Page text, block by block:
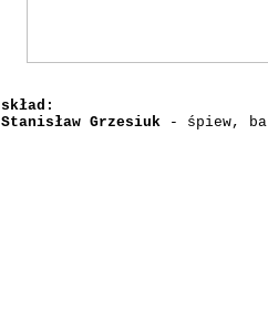
skład:
Stanisław Grzesiuk - śpiew,